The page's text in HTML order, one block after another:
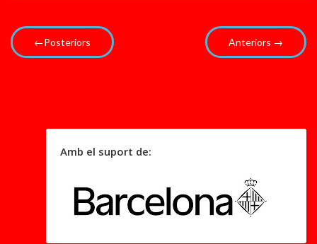
←Posteriors Anteriors →
Amb el suport de: